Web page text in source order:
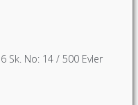
Sk. No: 14 / 500 Evler